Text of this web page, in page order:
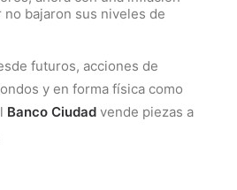
bajaron sus niveles de
futuros, acciones de
y en forma física como
Banco Ciudad vende piezas a